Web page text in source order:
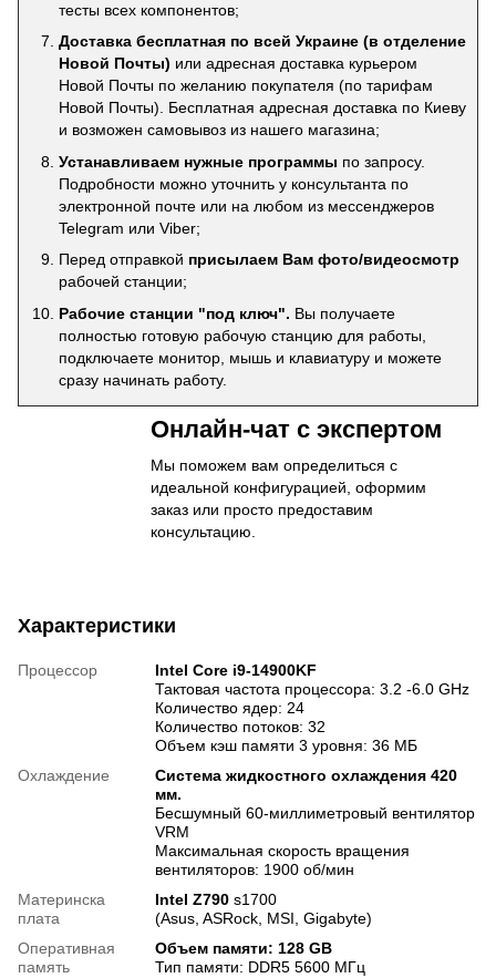
тесты всех компонентов;
Доставка бесплатная по всей Украине (в отделение
Новой Почты) или адресная доставка курьером
Новой Почты по желанию покупателя (по тарифам
Новой Почты). Бесплатная адресная доставка по Киеву
и возможен самовывоз из нашего магазина;
Устанавливаем нужные программы по запросу.
Подробности можно уточнить у консультанта по
электронной почте или на любом из мессенджеров
Telegram или Viber;
Перед отправкой присылаем Вам фото/видеосмотр
рабочей станции;
Рабочие станции "под ключ". Вы получаете
полностью готовую рабочую станцию для работы,
подключаете монитор, мышь и клавиатуру и можете
сразу начинать работу.
Онлайн-чат с экспертом
Мы поможем вам определиться с
идеальной конфигурацией, оформим
заказ или просто предоставим
консультацию.
Характеристики
Процессор
Intel Core i9-14900KF
Тактовая частота процессора: 3.2 -6.0 GHz
Количество ядер: 24
Количество потоков: 32
Объем кэш памяти 3 уровня: 36 МБ
Охлаждение
Система жидкостного охлаждения 420
мм.
Бесшумный 60-миллиметровый вентилятор
VRM
Максимальная скорость вращения
вентиляторов: 1900 об/мин
Материнска
плата
Intel Z790 s1700
(Asus, ASRock, MSI, Gigabyte)
Оперативная
память
Объем памяти: 128 GB
Тип памяти: DDR5 5600 МГц